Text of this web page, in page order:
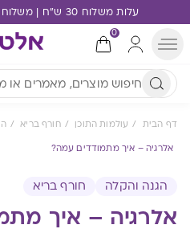
עלות משלוח 30 ש"ח | משלוח חינם ברכישה מעל 249 ₪
0
דף הבית עולמות התוכן חורף בריא
אלרגיה – איך מתמודדים עמה?
הגנה והקלה חורף בריא
אלרגיה – איך